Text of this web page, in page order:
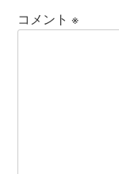
コメント※